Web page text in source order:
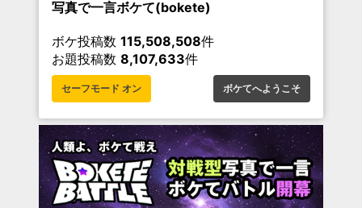
写真で一言ボケて(bokete)
ボケ投稿数 115,508,508件
お題投稿数 8,107,633件
セーフモード オン ボケてへようこそ